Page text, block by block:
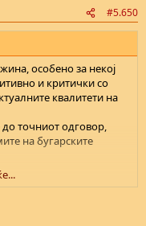
#5.650
особено за некој
и критички со
квалитети на
точниот одговор,
на бугарските